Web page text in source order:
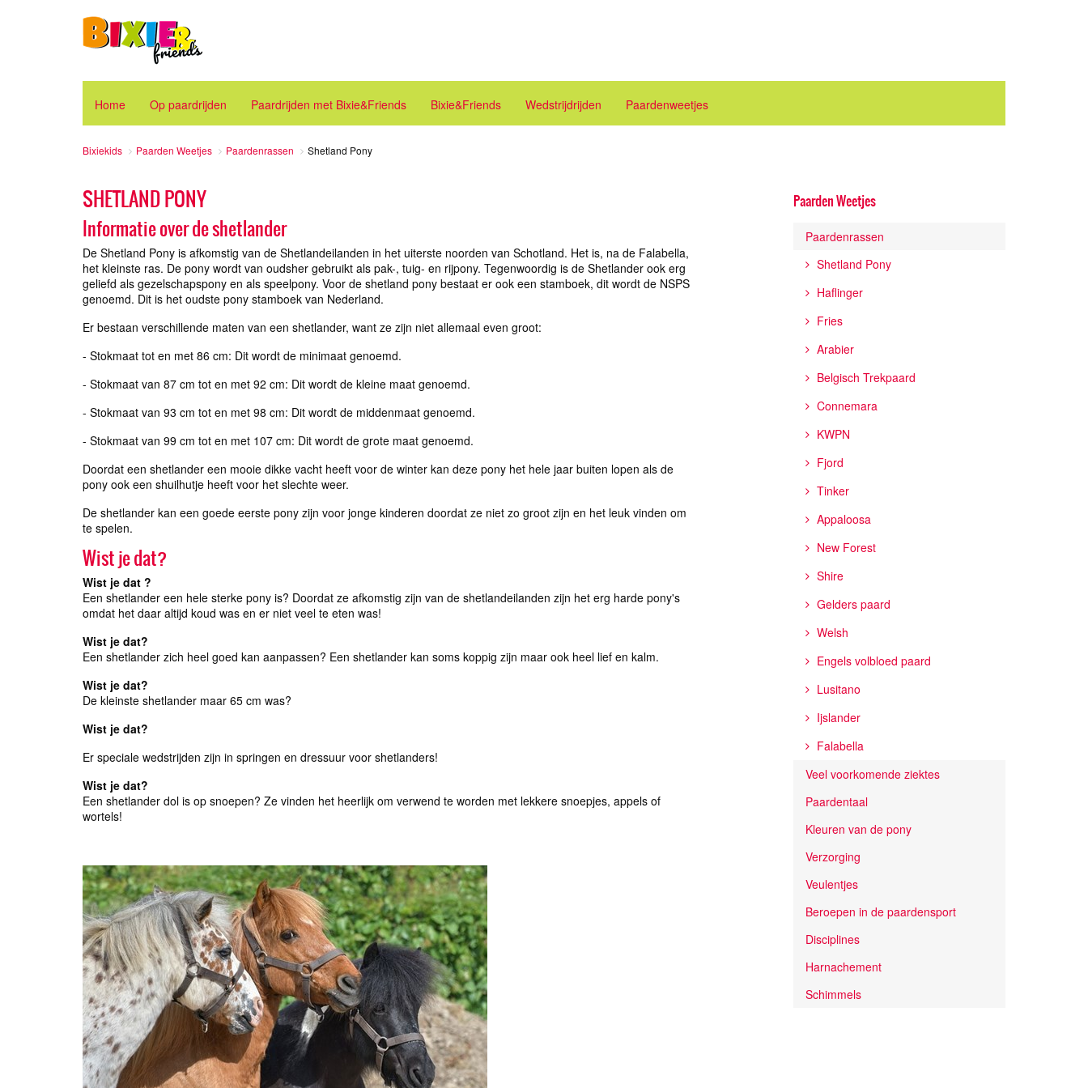
Home Op paardrijden Paardrijden met Bixie&Friends Bixie&Friends Wedstrijdrijden Paardenweetjes
Bixiekids Paarden Weetjes Paardenrassen Shetland Pony
SHETLAND PONY
Informatie over de shetlander
De Shetland Pony is afkomstig van de Shetlandeilanden in het uiterste noorden van Schotland. Het is, na de Falabella,
het kleinste ras. De pony wordt van oudsher gebruikt als pak-, tuig- en rijpony. Tegenwoordig is de Shetlander ook erg
geliefd als gezelschapspony en als speelpony. Voor de shetland pony bestaat er ook een stamboek, dit wordt de NSPS
genoemd. Dit is het oudste pony stamboek van Nederland.
Er bestaan verschillende maten van een shetlander, want ze zijn niet allemaal even groot:
- Stokmaat tot en met 86 cm: Dit wordt de minimaat genoemd.
- Stokmaat van 87 cm tot en met 92 cm: Dit wordt de kleine maat genoemd.
- Stokmaat van 93 cm tot en met 98 cm: Dit wordt de middenmaat genoemd.
- Stokmaat van 99 cm tot en met 107 cm: Dit wordt de grote maat genoemd.
Doordat een shetlander een mooie dikke vacht heeft voor de winter kan deze pony het hele jaar buiten lopen als de
pony ook een shuilhutje heeft voor het slechte weer.
De shetlander kan een goede eerste pony zijn voor jonge kinderen doordat ze niet zo groot zijn en het leuk vinden om
te spelen.
Wist je dat?
Wist je dat ?
Een shetlander een hele sterke pony is? Doordat ze afkomstig zijn van de shetlandeilanden zijn het erg harde pony's
omdat het daar altijd koud was en er niet veel te eten was!
Wist je dat?
Een shetlander zich heel goed kan aanpassen? Een shetlander kan soms koppig zijn maar ook heel lief en kalm.
Wist je dat?
De kleinste shetlander maar 65 cm was?
Wist je dat?
Er speciale wedstrijden zijn in springen en dressuur voor shetlanders!
Wist je dat?
Een shetlander dol is op snoepen? Ze vinden het heerlijk om verwend te worden met lekkere snoepjes, appels of
wortels!
Paarden Weetjes
Paardenrassen
Shetland Pony
Haflinger
Fries
Arabier
Belgisch Trekpaard
Connemara
KWPN
Fjord
Tinker
Appaloosa
New Forest
Shire
Gelders paard
Welsh
Engels volbloed paard
Lusitano
Ijslander
Falabella
Veel voorkomende ziektes
Paardentaal
Kleuren van de pony
Verzorging
Veulentjes
Beroepen in de paardensport
Disciplines
Harnachement
Schimmels